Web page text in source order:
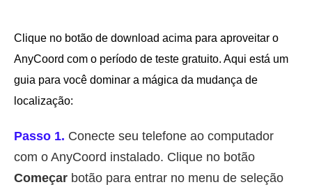
Clique no botão de download acima para aproveitar o
AnyCoord com o período de teste gratuito. Aqui está um
guia para você dominar a mágica da mudança de
localização:
Passo 1. Conecte seu telefone ao computador
com o AnyCoord instalado. Clique no botão
Começar botão para entrar no menu de seleção